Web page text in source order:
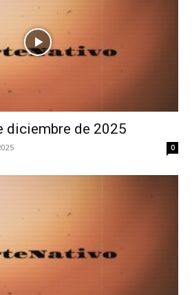
diciembre de 2025
0